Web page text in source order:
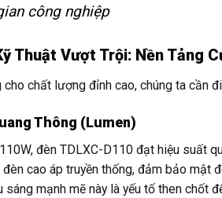
công nghiệp
Thuật Vượt Trội: Nền Tảng
chất lượng đỉnh cao, chúng ta cần
Thông (Lumen)
đèn TDLXC-D110 đạt hiệu suất
cao áp truyền thống, đảm bảo mật
sáng mạnh mẽ này là yếu tố then